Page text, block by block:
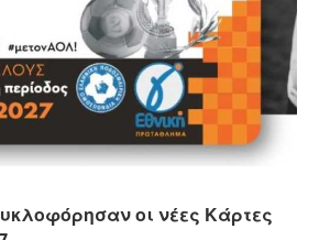
οι νέες Κάρτες